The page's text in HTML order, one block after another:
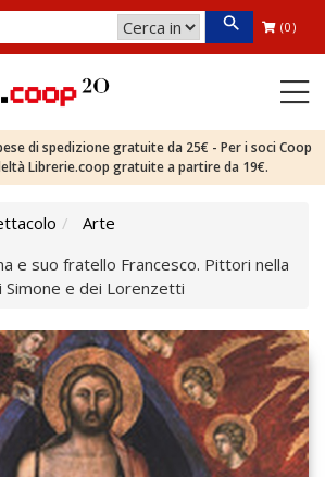
(0)
di spedizione gratuite da 25€ - Per i soci Coop
Librerie.coop gratuite a partire da 19€.
Arte
e suo fratello Francesco. Pittori nella
Simone e dei Lorenzetti